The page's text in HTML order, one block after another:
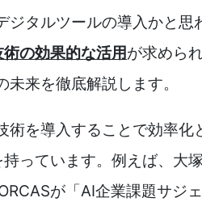
タルツールの導入かと
の効果的な活用が求めら
来を徹底解説します。
を導入することで効率
っています。例えば、大
が「AI企業課題サジ